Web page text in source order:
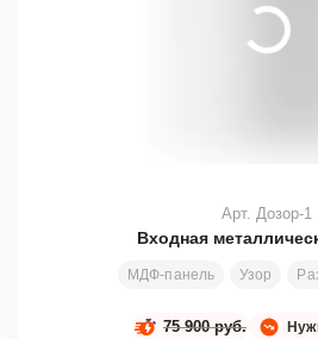
Входная
МДФ-панель Узор
Арт. Дозор-1
75 900 руб.